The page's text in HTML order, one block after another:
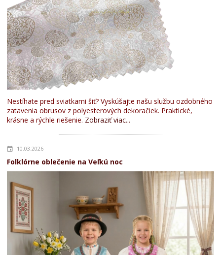
Nestíhate pred sviatkami šiť? Vyskúšajte našu službu ozdobného
zatavenia obrusov z polyesterových dekoračiek. Praktické,
krásne a rýchle riešenie. Zobraziť viac...
10.03.2026
Folklórne oblečenie na Veľkú noc